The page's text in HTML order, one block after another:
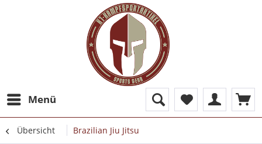
Menü
Übersicht Brazilian Jiu Jitsu